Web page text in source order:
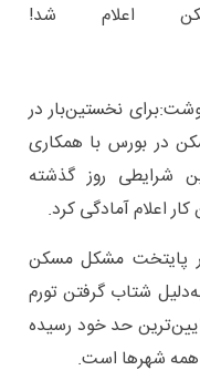
اعلام شد!
نخستین‌بار در
در بورس با همکاری
شرایطی روز گذشته
اعلام آمادگی کرد.
پایتخت مشکل مسکن
از سال۱۳۹۷ تاکنون به‌دلیل شتاب گرفتن تورم
حد خود رسیده
همه شهرها است.